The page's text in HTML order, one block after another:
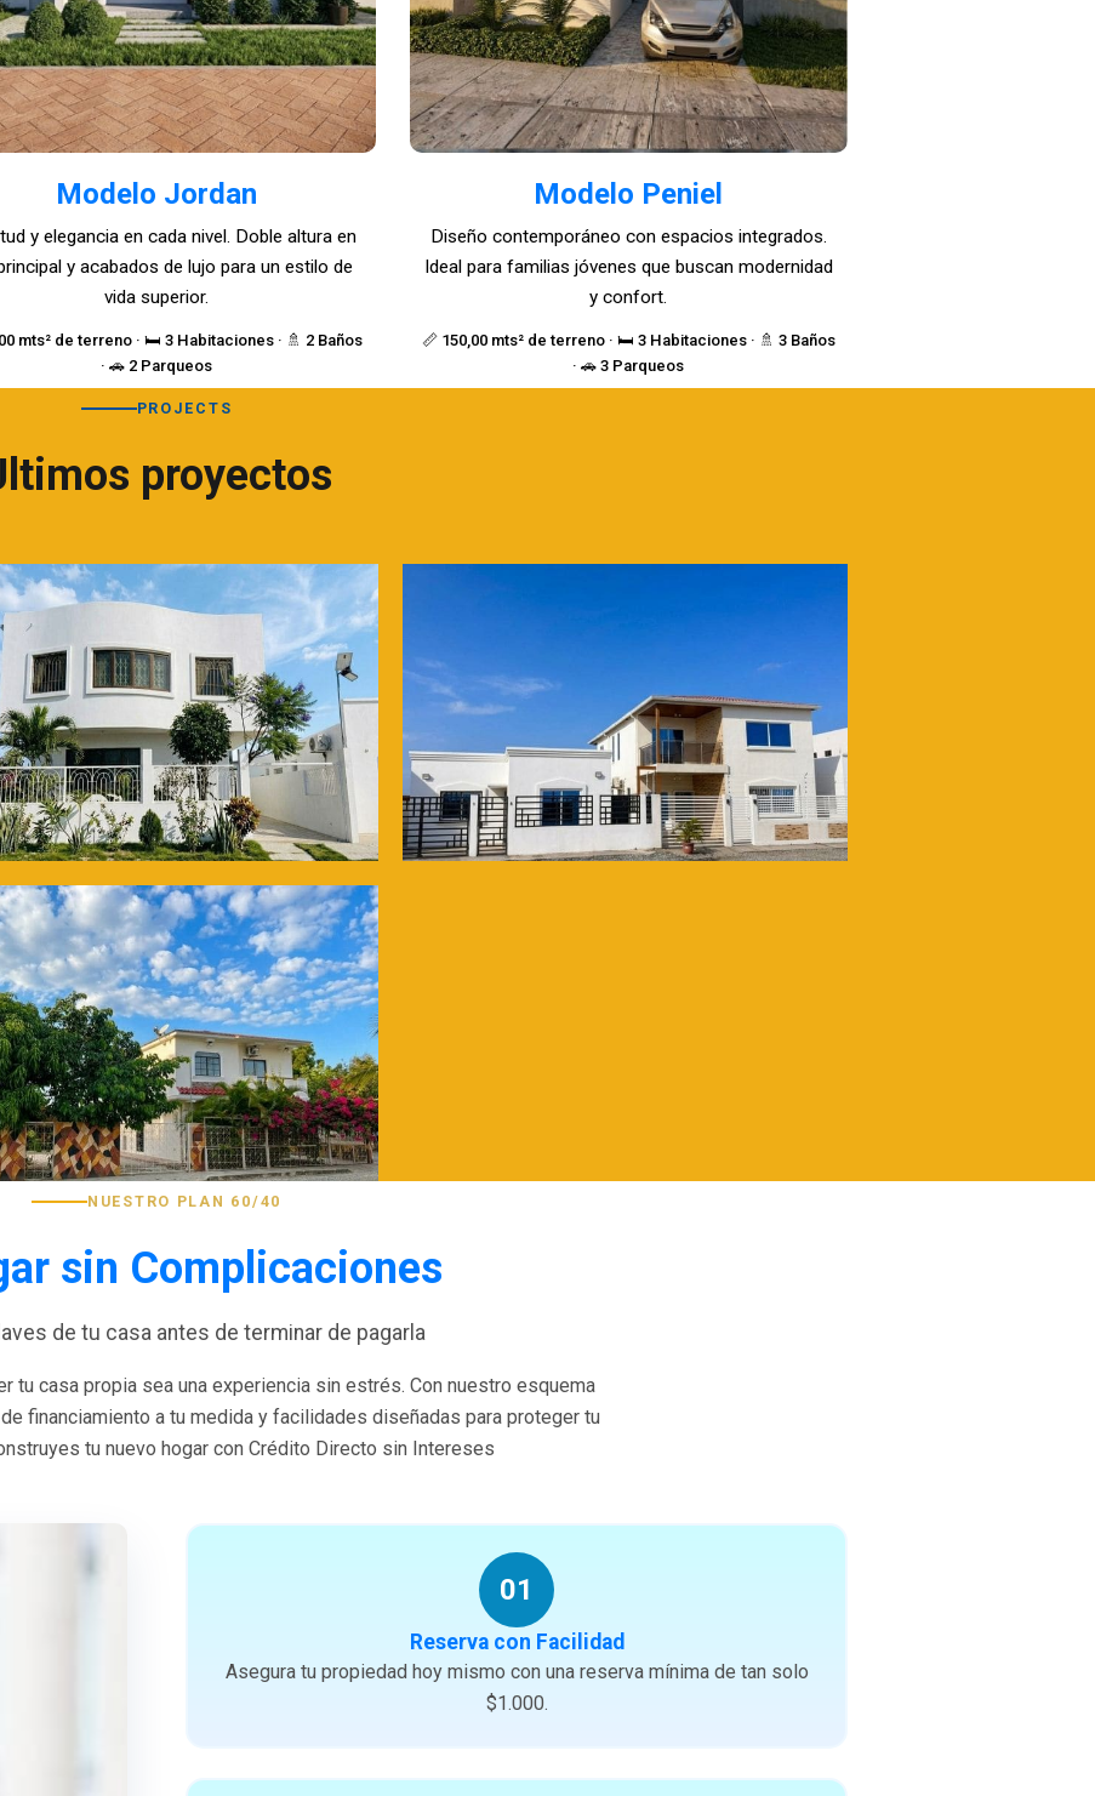
Modelo Jordan
mts² de terreno · 🛏️ 3 Habitaciones · 🚿 2 Baños
· 🚗 2 Parqueos
y elegancia en cada nivel. Doble altura en
y acabados de lujo para un estilo de
vida superior.
Modelo Peniel
📏 150,00 mts² de terreno · 🛏️ 3 Habitaciones · 🚿 3 Baños
· 🚗 3 Parqueos
Diseño contemporáneo con espacios integrados.
Ideal para familias jóvenes que buscan modernidad
y confort.
PROJECTS
proyectos
NUESTRO PLAN 60/40
sin Complicaciones
de tu casa antes de terminar de pagarla
tu casa propia sea una experiencia sin estrés. Con nuestro esquema
financiamiento a tu medida y facilidades diseñadas para proteger tu
tu nuevo hogar con Crédito Directo sin Intereses
01
Reserva con Facilidad
Asegura tu propiedad hoy mismo con una reserva mínima de tan solo
$1.000.